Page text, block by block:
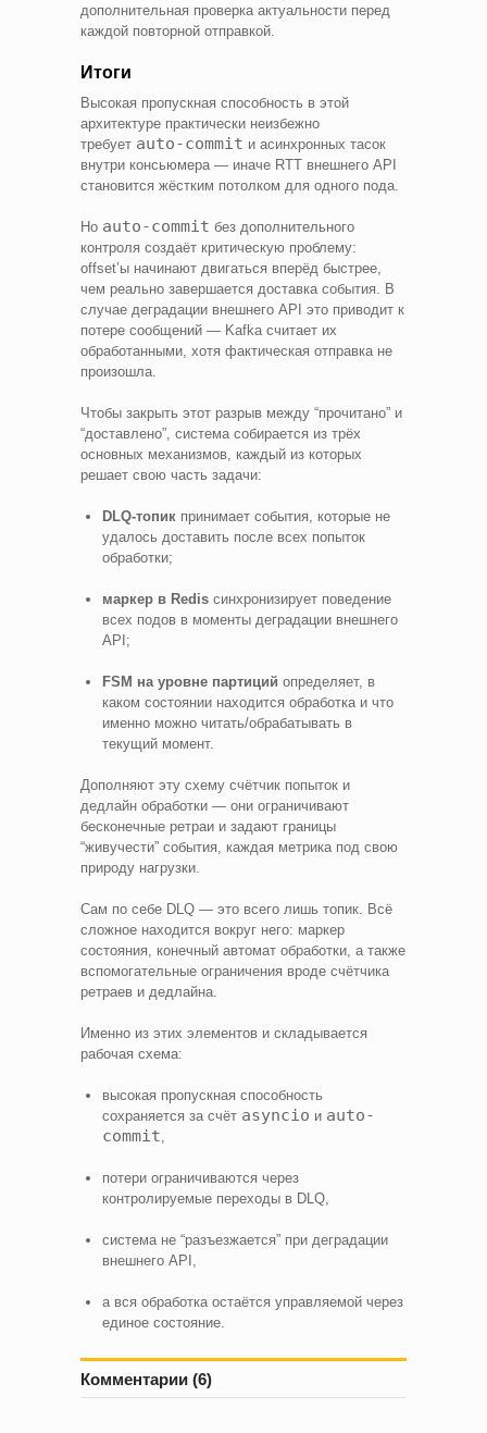
дополнительная проверка актуальности перед
каждой повторной отправкой.
Итоги
Высокая пропускная способность в этой
архитектуре практически неизбежно
требует auto-commit и асинхронных тасок
внутри консьюмера — иначе RTT внешнего API
становится жёстким потолком для одного пода.
Но auto-commit без дополнительного
контроля создаёт критическую проблему:
offset’ы начинают двигаться вперёд быстрее,
чем реально завершается доставка события. В
случае деградации внешнего API это приводит к
потере сообщений — Kafka считает их
обработанными, хотя фактическая отправка не
произошла.
Чтобы закрыть этот разрыв между “прочитано” и
“доставлено”, система собирается из трёх
основных механизмов, каждый из которых
решает свою часть задачи:
DLQ-топик принимает события, которые не
удалось доставить после всех попыток
обработки;
маркер в Redis синхронизирует поведение
всех подов в моменты деградации внешнего
API;
FSM на уровне партиций определяет, в
каком состоянии находится обработка и что
именно можно читать/обрабатывать в
текущий момент.
Дополняют эту схему счётчик попыток и
дедлайн обработки — они ограничивают
бесконечные ретраи и задают границы
“живучести” события, каждая метрика под свою
природу нагрузки.
Сам по себе DLQ — это всего лишь топик. Всё
сложное находится вокруг него: маркер
состояния, конечный автомат обработки, а также
вспомогательные ограничения вроде счётчика
ретраев и дедлайна.
Именно из этих элементов и складывается
рабочая схема:
высокая пропускная способность
сохраняется за счёт asyncio и auto-
commit
потери ограничиваются через
контролируемые переходы в DLQ,
система не “разъезжается” при деградации
внешнего API,
а вся обработка остаётся управляемой через
единое состояние.
Комментарии (6)